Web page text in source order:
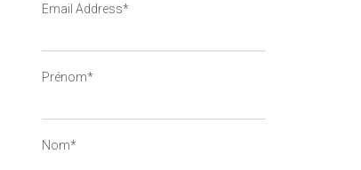
Email Address*
Prénom*
Nom*